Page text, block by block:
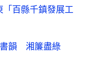
百縣千鎮發展工
書韻 湘簾盡綠